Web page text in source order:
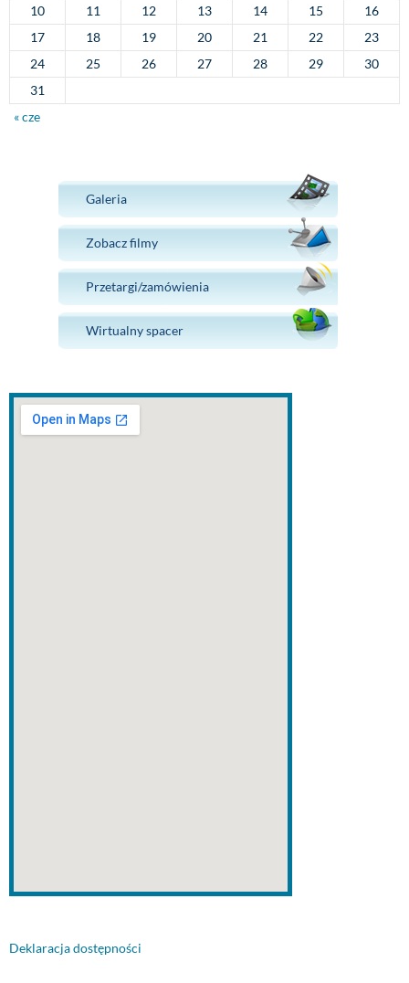
10
11 12 13 14 15
16
17
18 19 20 21 22
23
24
25 26 27 28 29
30
31
« cze
Galeria
Zobacz filmy
Przetargi/zamówienia
Wirtualny spacer
Deklaracja dostępności